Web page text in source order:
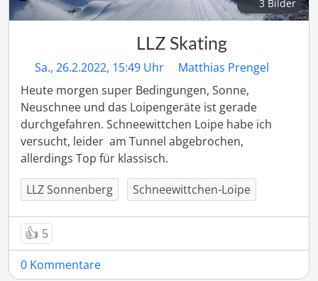
3 Bilder
LLZ Skating
Sa., 26.2.2022, 15:49 Uhr
Matthias Prengel
Heute morgen super Bedingungen, Sonne,
Neuschnee und das Loipengeräte ist gerade
durchgefahren. Schneewittchen Loipe habe ich
versucht, leider  am Tunnel abgebrochen,
allerdings Top für klassisch.
LLZ Sonnenberg
Schneewittchen-Loipe
👍 5
0 Kommentare